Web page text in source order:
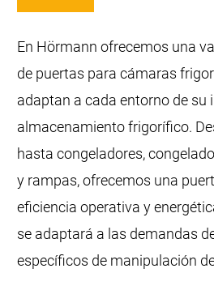
En Hörmann ofrecemos una
de puertas para cámaras
adaptan a cada entorno de su
almacenamiento frigorífico.
hasta congeladores,
y rampas, ofrecemos una
eficiencia operativa y
se adaptará a las demandas
específicos de manipulación